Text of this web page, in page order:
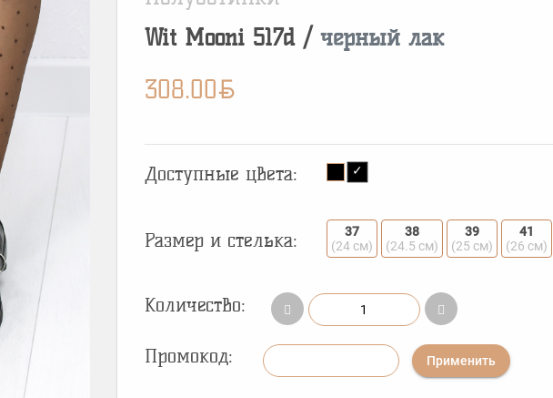
Wit Mooni 517d/ черный лак
308.00BYN
Доступные цвета:
Размер и стелька:
37
(24 см)
38
(24.5 см)
39
(25 см)
41
(26 см)
Количество:
Промокод: Применить